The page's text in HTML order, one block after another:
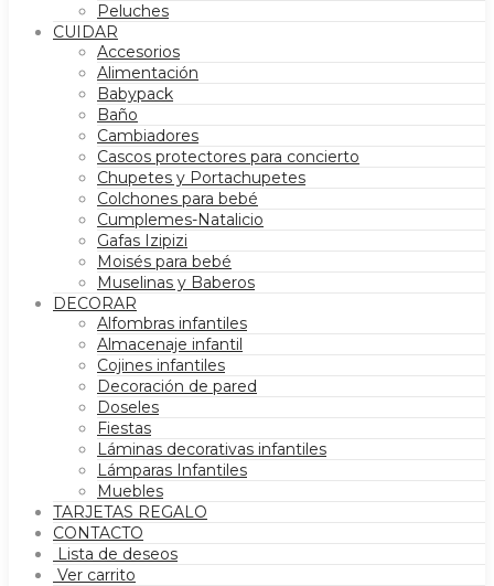
Peluches
CUIDAR
Accesorios
Alimentación
Babypack
Baño
Cambiadores
Cascos protectores para concierto
Chupetes y Portachupetes
Colchones para bebé
Cumplemes-Natalicio
Gafas Izipizi
Moisés para bebé
Muselinas y Baberos
DECORAR
Alfombras infantiles
Almacenaje infantil
Cojines infantiles
Decoración de pared
Doseles
Fiestas
Láminas decorativas infantiles
Lámparas Infantiles
Muebles
TARJETAS REGALO
CONTACTO
Lista de deseos
Ver carrito